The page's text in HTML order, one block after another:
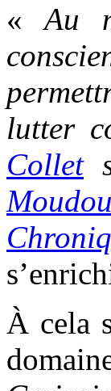
«Au
lutter
Collet
À cela